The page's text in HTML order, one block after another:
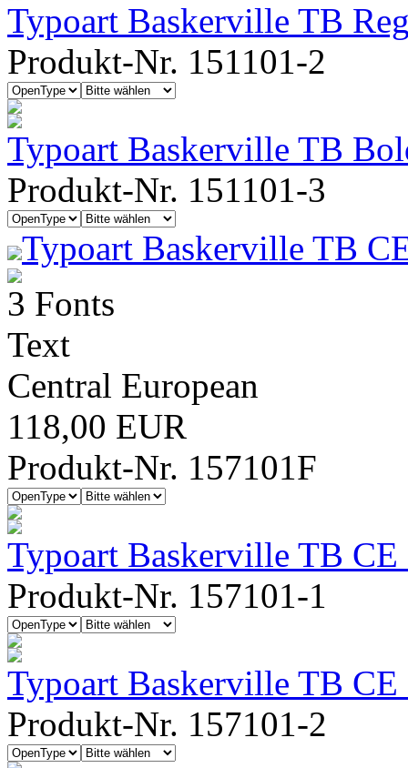
Typoart Baskerville TB
Produkt-Nr. 151101-2
Typoart Baskerville TB
Produkt-Nr. 151101-3
Typoart Baskerville TB
3 Fonts
Text
Central European
118,00 EUR
Produkt-Nr. 157101F
Typoart Baskerville TB CE
Produkt-Nr. 157101-1
Typoart Baskerville TB
Produkt-Nr. 157101-2